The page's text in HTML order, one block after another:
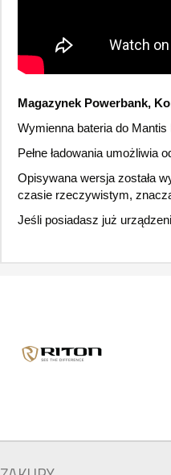
Magazynek Powerbank,
Wymienna bateria do Mantis
Pełne ładowania umożliwia
Opisywana wersja została
czasie rzeczywistym,
Jeśli posiadasz już